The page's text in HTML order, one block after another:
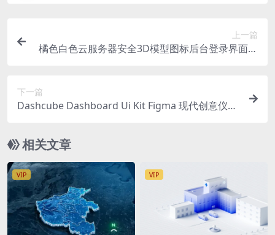
上一篇
橘色白色云服务器安全3D模型图标后台登录界面背
下一篇
Dashcube Dashboard Ui Kit Figma 现代创意仪表
表、图形、表格 Sketch/ XD /figma格式UI kit
相关文章
VIP VIP